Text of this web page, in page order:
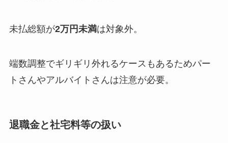
未払総額が2万円未満は対象外。
端数調整でギリギリ外れるケースもあるためパー
トさんやアルバイトさんは注意が必要。
退職金と社宅料等の扱い